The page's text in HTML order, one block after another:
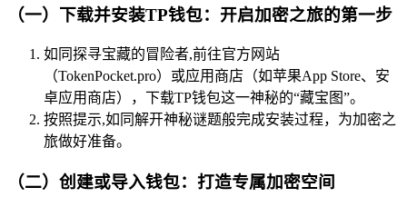
（一）下载并安装TP钱包：开启加密之旅的第一步
如同探寻宝藏的冒险者,前往官方网站
（TokenPocket.pro）或应用商店（如苹果App Store、安
卓应用商店），下载TP钱包这一神秘的“藏宝图”。
按照提示,如同解开神秘谜题般完成安装过程，为加密之
旅做好准备。
（二）创建或导入钱包：打造专属加密空间